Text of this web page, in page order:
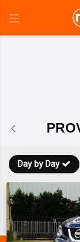
Day by Day